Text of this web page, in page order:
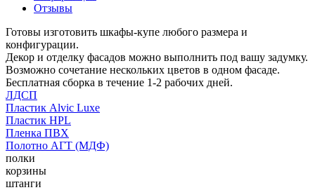
Отзывы
Готовы изготовить шкафы-купе любого размера и
конфигурации.
Декор и отделку фасадов можно выполнить под вашу задумку.
Возможно сочетание нескольких цветов в одном фасаде.
Бесплатная сборка в течение 1-2 рабочих дней.
ЛДСП
Пластик Alvic Luxe
Пластик HPL
Пленка ПВХ
Полотно АГТ (МДФ)
полки
корзины
штанги